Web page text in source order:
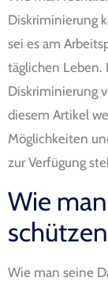
Diskriminierung
sei es am
täglichen Leben.
Diskriminierung
diesem Artikel
Möglichkeiten
zur Verfügung
Wie
Wie man seine